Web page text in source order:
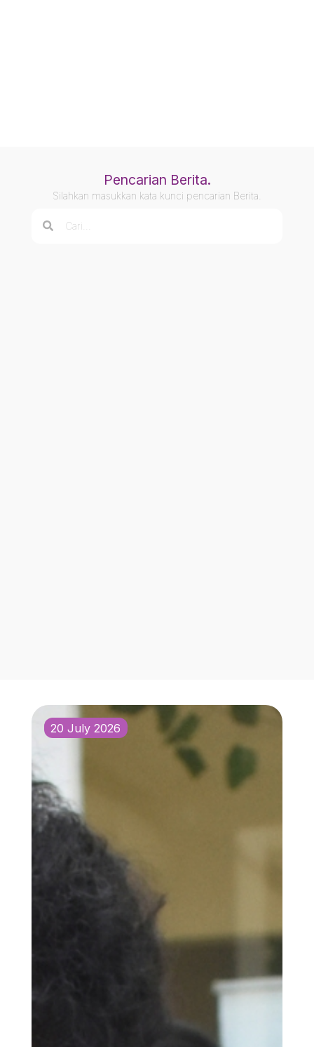
Pencarian Berita.
Silahkan masukkan kata kunci pencarian Berita.
20 July 2026